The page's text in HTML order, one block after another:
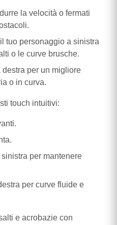
la velocità o fermati
tuo personaggio a sinistra
o le curve brusche.
destra per un migliore
o in curva.
touch intuitivi:
sinistra per mantenere
per curve fluide e
e acrobazie con